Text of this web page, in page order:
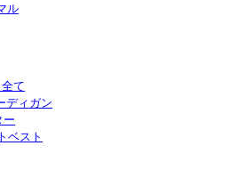
ル
て
ディガン
ー
ベスト